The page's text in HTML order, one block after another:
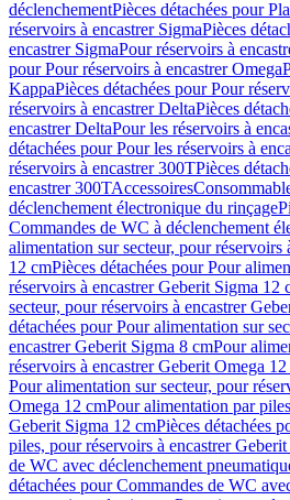
déclenchementPièces détachées pour
réservoirs à encastrer SigmaPièces
encastrer SigmaPour réservoirs à
pour Pour réservoirs à encastrer Omega
KappaPièces détachées pour Pour
réservoirs à encastrer DeltaPièces
encastrer DeltaPour les réservoirs à
détachées pour Pour les réservoirs à
réservoirs à encastrer 300TPièces
encastrer 300TAccessoires
déclenchement électronique du rinçage
Commandes de WC à déclenchement
alimentation sur secteur, pour réservoirs
12 cmPièces détachées pour Pour
réservoirs à encastrer Geberit Sigma 12
secteur, pour réservoirs à encastrer
détachées pour Pour alimentation sur
encastrer Geberit Sigma 8 cmPour
réservoirs à encastrer Geberit Omega
Pour alimentation sur secteur, pour
Omega 12 cmPour alimentation par
Geberit Sigma 12 cmPièces détachées
piles, pour réservoirs à encastrer
de WC avec déclenchement
détachées pour Commandes de WC